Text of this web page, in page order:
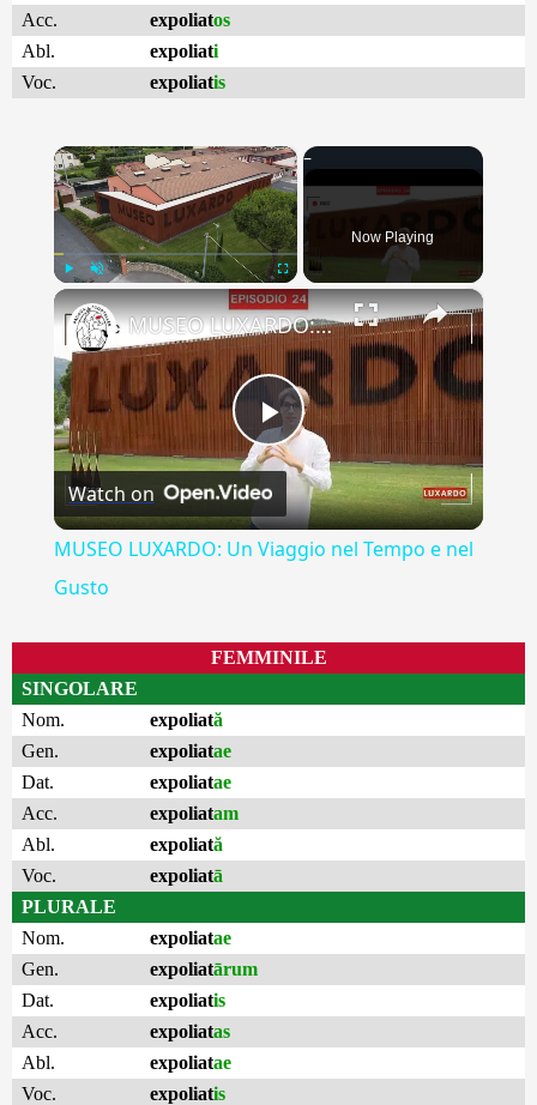
Acc.
expoliatos
Abl.
expoliati
Voc.
expoliatis
×
Fullscreen
Now Playing
×
Play
Video
MUSEO LUXARDO: Un Viaggio nel Tempo e nel Gusto
Watch on
MUSEO LUXARDO: Un Viaggio nel Tempo e nel
Gusto
FEMMINILE
SINGOLARE
Nom.
expoliată
Gen.
expoliatae
Dat.
expoliatae
Acc.
expoliatam
Abl.
expoliată
Voc.
expoliatā
PLURALE
Nom.
expoliatae
Gen.
expoliatārum
Dat.
expoliatis
Acc.
expoliatas
Abl.
expoliatae
Voc.
expoliatis